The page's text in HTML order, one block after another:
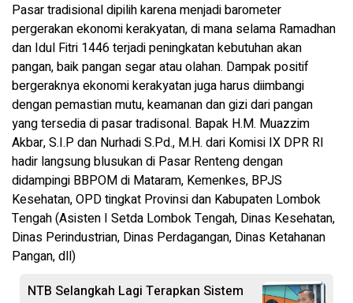
Pasar tradisional dipilih karena menjadi barometer
pergerakan ekonomi kerakyatan, di mana selama Ramadhan
dan Idul Fitri 1446 terjadi peningkatan kebutuhan akan
pangan, baik pangan segar atau olahan. Dampak positif
bergeraknya ekonomi kerakyatan juga harus diimbangi
dengan pemastian mutu, keamanan dan gizi dari pangan
yang tersedia di pasar tradisonal. Bapak H.M. Muazzim
Akbar, S.I.P dan Nurhadi S.Pd., M.H. dari Komisi IX DPR RI
hadir langsung blusukan di Pasar Renteng dengan
didampingi BBPOM di Mataram, Kemenkes, BPJS
Kesehatan, OPD tingkat Provinsi dan Kabupaten Lombok
Tengah (Asisten I Setda Lombok Tengah, Dinas Kesehatan,
Dinas Perindustrian, Dinas Perdagangan, Dinas Ketahanan
Pangan, dll)
NTB Selangkah Lagi Terapkan Sistem